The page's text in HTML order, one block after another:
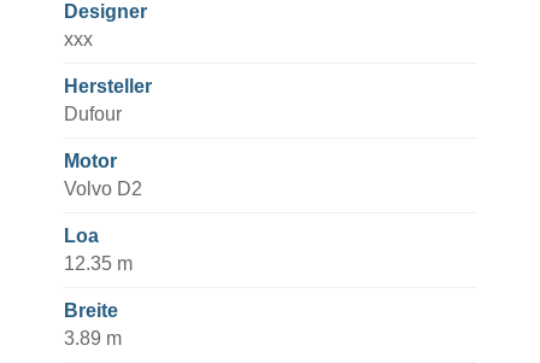
Designer
xxx
Hersteller
Dufour
Motor
Volvo D2
Loa
12.35 m
Breite
3.89 m